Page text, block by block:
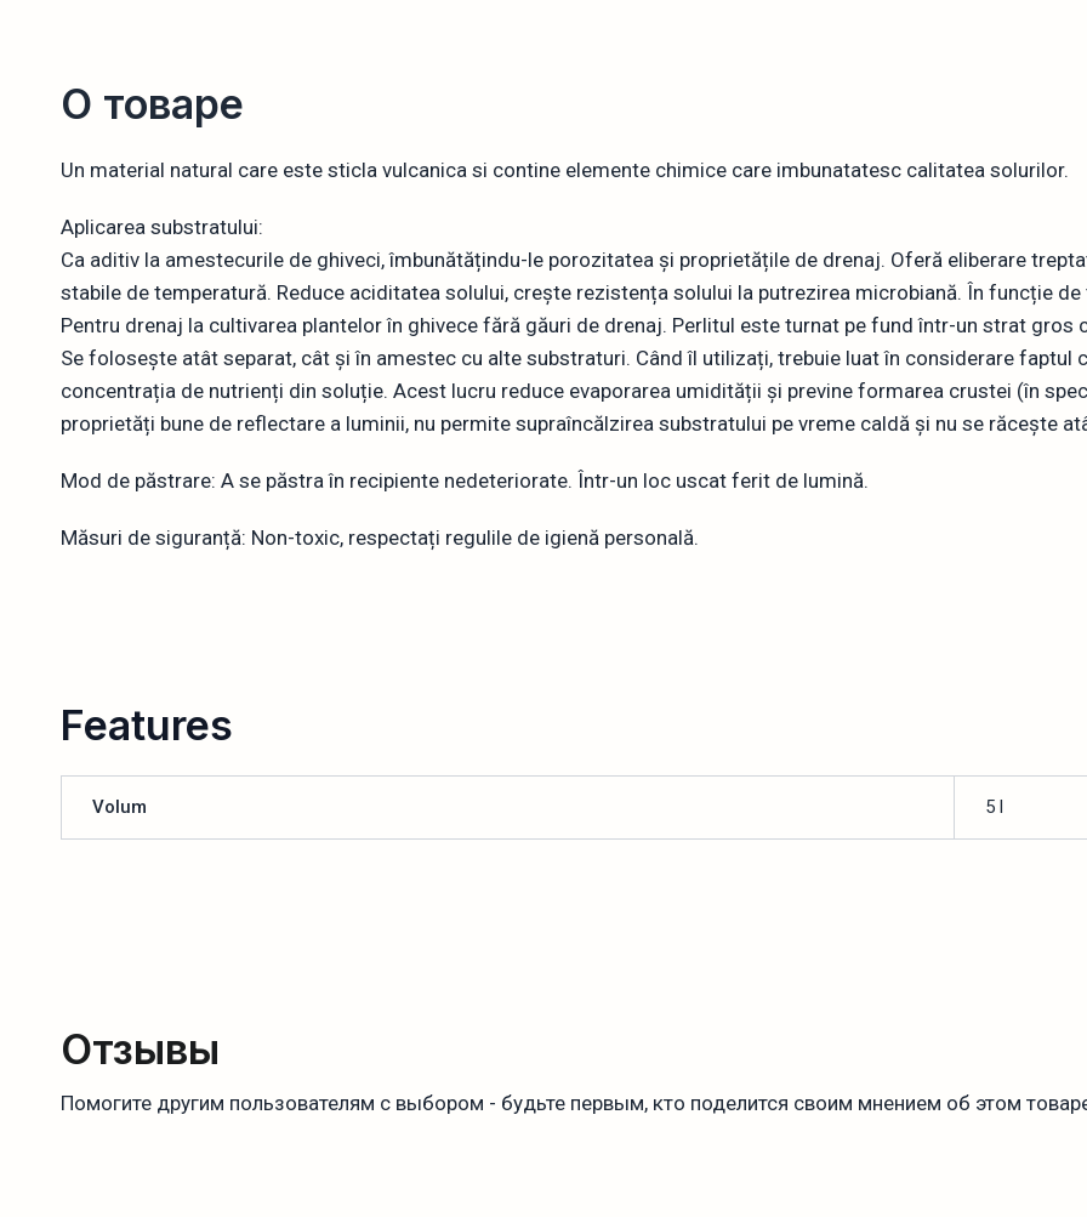
О товаре
Un material natural care este sticla vulcanica si contine elemente chimice care imbunatatesc calitatea solurilor.
Aplicarea substratului:
Ca aditiv la amestecurile de ghiveci, îmbunătățindu-le porozitatea și proprietățile de drenaj. Oferă eliberare
stabile de temperatură. Reduce aciditatea solului, crește rezistența solului la putrezirea microbiană. În funcție
Pentru drenaj la cultivarea plantelor în ghivece fără găuri de drenaj. Perlitul este turnat pe fund într-un strat
Se folosește atât separat, cât și în amestec cu alte substraturi. Când îl utilizați, trebuie luat în considerare
concentrația de nutrienți din soluție. Acest lucru reduce evaporarea umidității și previne formarea crustei (în
proprietăți bune de reflectare a luminii, nu permite supraîncălzirea substratului pe vreme caldă și nu se răcește
Mod de păstrare: A se păstra în recipiente nedeteriorate. Într-un loc uscat ferit de lumină.
Măsuri de siguranță: Non-toxic, respectați regulile de igienă personală.
Features
Volum 5 l
Отзывы
Помогите другим пользователям с выбором - будьте первым, кто поделится своим мнением об этом